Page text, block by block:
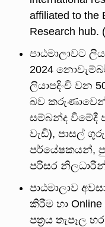
affiliated to the
Research hub. (
පාඨමාලාවට
2024
ලියාපදිංචි වන
බව
සම්බන්ද වීමේදී
වැඩි), පාසල්
පර්යේෂකයන්,
පරිසර
පාඨමාලාව
කිරීම හා
පත්‍රය තැපෑල